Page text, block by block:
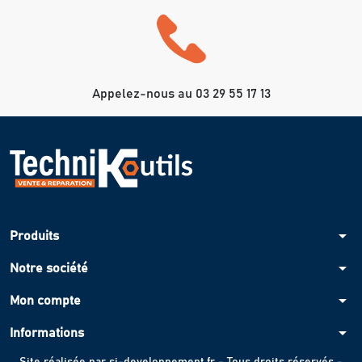
Appelez-nous au 03 29 55 17 13
Produits arrow_drop_down
Notre société arrow_drop_down
Mon compte arrow_drop_down
Informations arrow_drop_down